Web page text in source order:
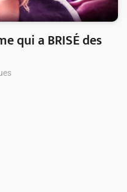
qui a BRISÉ des